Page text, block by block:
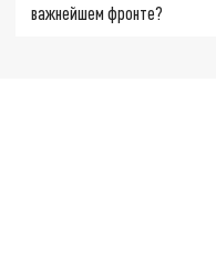
важнейшем фронте?